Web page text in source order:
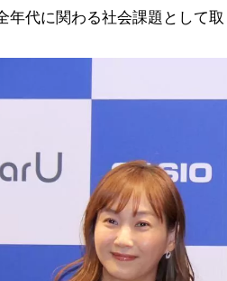
年代に関わる社会課題として